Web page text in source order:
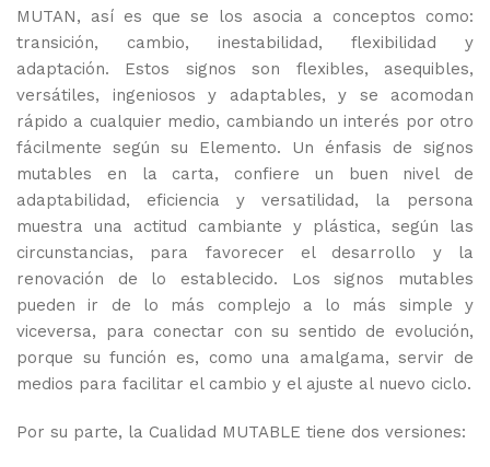
MUTAN, así es que se los asocia a conceptos como:
transición, cambio, inestabilidad, flexibilidad y
adaptación. Estos signos son flexibles, asequibles,
versátiles, ingeniosos y adaptables, y se acomodan
rápido a cualquier medio, cambiando un interés por otro
fácilmente según su Elemento. Un énfasis de signos
mutables en la carta, confiere un buen nivel de
adaptabilidad, eficiencia y versatilidad, la persona
muestra una actitud cambiante y plástica, según las
circunstancias, para favorecer el desarrollo y la
renovación de lo establecido. Los signos mutables
pueden ir de lo más complejo a lo más simple y
viceversa, para conectar con su sentido de evolución,
porque su función es, como una amalgama, servir de
medios para facilitar el cambio y el ajuste al nuevo ciclo.
Por su parte, la Cualidad MUTABLE tiene dos versiones: